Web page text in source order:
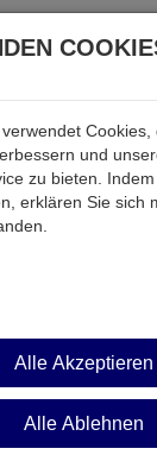
Kessler electronic
CB5
3 Volt 550mAh
673367;0
Cookies,
und
zu bieten.
erklären Sie sich
Alle Akzeptieren
Alle Ablehnen